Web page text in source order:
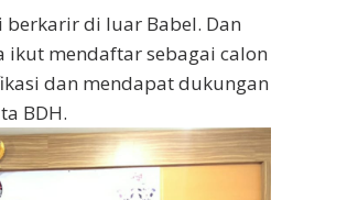
berkarir di luar Babel. Dan
ikut mendaftar sebagai calon
dan mendapat dukungan
BDH.